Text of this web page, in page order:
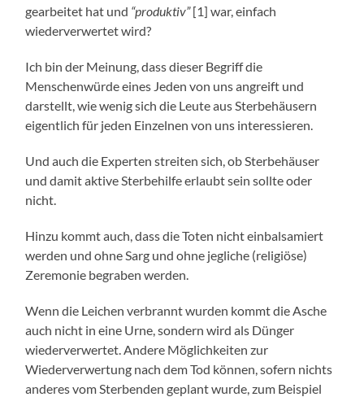
gearbeitet hat und “produktiv”[1] war, einfach
wiederverwertet wird?
Ich bin der Meinung, dass dieser Begriff die
Menschenwürde eines Jeden von uns angreift und
darstellt, wie wenig sich die Leute aus Sterbehäusern
eigentlich für jeden Einzelnen von uns interessieren.
Und auch die Experten streiten sich, ob Sterbehäuser
und damit aktive Sterbehilfe erlaubt sein sollte oder
nicht.
Hinzu kommt auch, dass die Toten nicht einbalsamiert
werden und ohne Sarg und ohne jegliche (religiöse)
Zeremonie begraben werden.
Wenn die Leichen verbrannt wurden kommt die Asche
auch nicht in eine Urne, sondern wird als Dünger
wiederverwertet. Andere Möglichkeiten zur
Wiederverwertung nach dem Tod können, sofern nichts
anderes vom Sterbenden geplant wurde, zum Beispiel